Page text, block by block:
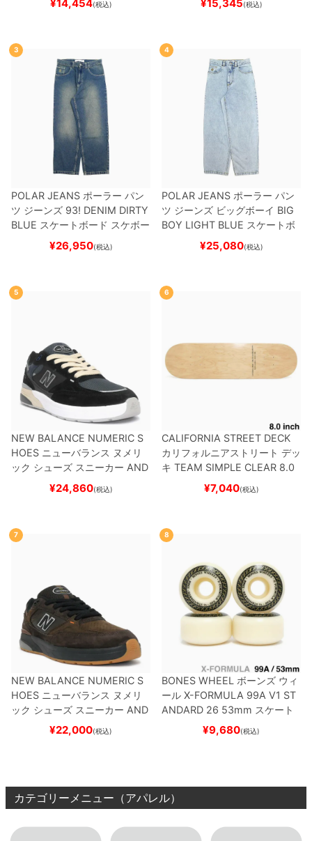
ード スケボー
¥14,454(税込) ¥15,345(税込)
3
POLAR JEANS ポーラー パン
ツ ジーンズ 93! DENIM DIRTY
BLUE スケートボード スケボー
¥26,950(税込)
4
POLAR JEANS ポーラー パン
ツ ジーンズ ビッグボーイ BIG
BOY LIGHT BLUE スケートボ
ード スケボー
¥25,080(税込)
5
NEW BALANCE NUMERIC S
HOES ニューバランス ヌメリ
ック シューズ スニーカー AND
REW REYNOLDS 933
BLACK/NAVYスケートボ
¥24,860(税込)
6
CALIFORNIA STREET DECK
カリフォルニアストリート デッ
キ TEAM SIMPLE CLEAR 8.0
ブランク（DSM）
ード スケボー
¥7,040(税込)
7
NEW BALANCE NUMERIC S
HOES ニューバランス ヌメリ
ック シューズ スニーカー AND
REW REYNOLDS 933
BROWN/BLACK
スケート
¥22,000(税込)
8
BONES WHEEL ボーンズ ウィ
ール X-FORMULA 99A V1 ST
ANDARD 26 53mm スケート
ボード スケボー
¥9,680(税込)
カテゴリーメニュー（アパレル）